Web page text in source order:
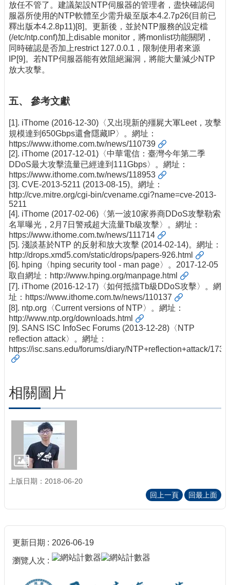
放任不管了。建議架設NTP伺服器的管理者，盡快確認伺
服器所使用的NTP軟體至少需升級至版本4.2.7p26(目前已
釋出版本4.2.8p11)[8]。更新後，並於NTP服務的設定檔
(/etc/ntp.conf)加上disable monitor，將monlist功能關閉，
同時確認是否加上restrict 127.0.0.1，限制使用者來源
IP[9]。若NTP伺服器能有效阻絕漏洞，將能大量減少NTP
放大攻擊。
五、 參考文獻
[1]. iThome (2016-12-30)〈又出現新的殭屍大軍Leet，攻擊
規模達到650Gbps還會隱藏IP〉。網址：
https://www.ithome.com.tw/news/110739
[2]. iThome (2017-12-01)〈中華電信：臺灣今年第二季
DDoS最大攻擊流量已經達到111Gbps〉。網址：
https://www.ithome.com.tw/news/118953
[3]. CVE-2013-5211 (2013-08-15)。網址：
http://cve.mitre.org/cgi-bin/cvename.cgi?name=cve-2013-
5211
[4]. iThome (2017-02-06)〈第一波10家券商DDoS攻擊勒索
名單曝光，2月7日警戒超大流量Tb級攻擊〉。網址：
https://www.ithome.com.tw/news/111714
[5]. 淺談基於NTP 的反射和放大攻擊 (2014-02-14)。網址：
http://drops.xmd5.com/static/drops/papers-926.html
[6]. hping〈hping security tool - man page〉。2017-12-05
取自網址： http://www.hping.org/manpage.html
[7]. iThome (2016-12-17)〈如何抵擋Tb級DDoS攻擊〉。網
址： https://www.ithome.com.tw/news/110137
[8]. ntp.org〈Current versions of NTP〉。網址：
http://www.ntp.org/downloads.html
[9]. SANS ISC InfoSec Forums (2013-12-28)〈NTP
reflection attack〉。網址：
https://isc.sans.edu/forums/diary/NTP+reflection+attack/
相關圖片
上版日期：2018-06-20
回上一頁
回最上面
更新日期 2026-06-19
瀏覽人次